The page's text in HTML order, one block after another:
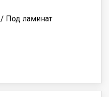
Под ламинат